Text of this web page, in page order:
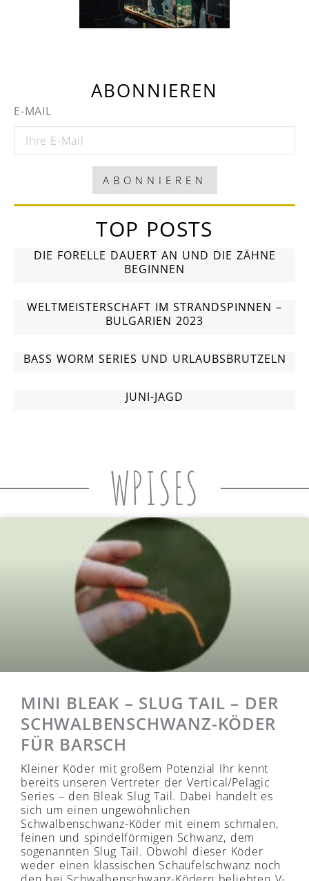
ABONNIEREN
E-MAIL
ABONNIEREN
TOP POSTS
DIE FORELLE DAUERT AN UND DIE ZÄHNE
BEGINNEN
WELTMEISTERSCHAFT IM STRANDSPINNEN –
BULGARIEN 2023
BASS WORM SERIES UND URLAUBSBRUTZELN
JUNI-JAGD
WPISES
MINI BLEAK – SLUG TAIL – DER
SCHWALBENSCHWANZ-KÖDER
FÜR BARSCH
Kleiner Köder mit großem Potenzial Ihr kennt
bereits unseren Vertreter der Vertical/Pelagic
Series – den Bleak Slug Tail. Dabei handelt es
sich um einen ungewöhnlichen
Schwalbenschwanz-Köder mit einem schmalen,
feinen und spindelförmigen Schwanz, dem
sogenannten Slug Tail. Obwohl dieser Köder
weder einen klassischen Schaufelschwanz noch